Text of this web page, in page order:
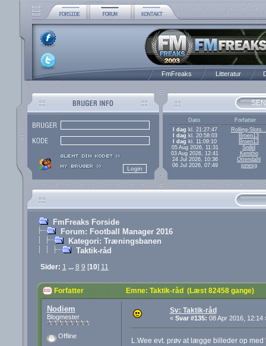
FmFreaks Litteratur
Dato
Forfatter
I dag kl. 21:27:47
Rolling-
I dag kl. 20:58:03
Broen13
I dag kl. 11:09:10
Broen13
05 Aug 2026, 11:31
Snilld
03 Aug 2026, 12:41
Kenitho
24 Jul 2026, 10:36
Ottendahl
06 Jul 2026, 07:49
jonesg
FmFreaks Forside
Forum: Football Manager 2016
Kategori: Træningsbanen
Taktik-råd
Sider: 1 ... 8 9 [10] 11
Forfatter Emne: Taktik-råd (Læst 82458 gange)
Nodiem
Blogmester
Offline
Sv: Taktik-råd
« Svar #135: 08 Apr 2016, 12:14
L.Wee evt. prøv at lægge billeder op